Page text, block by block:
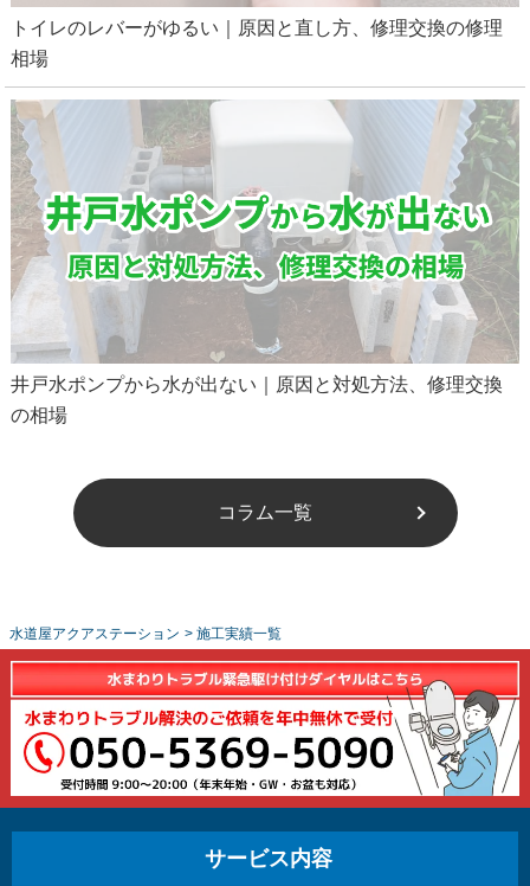
使用して除去
相模原市南区でトイレの詰まりをローポンプで解消
トイレのレバーがゆるい｜原因と直し方、修理交換の修理
相場
井戸水ポンプから水が出ない｜原因と対処方法、修理交換
の相場
コラム一覧
水道屋アクアステーション > 施工実績一覧
サービス内容